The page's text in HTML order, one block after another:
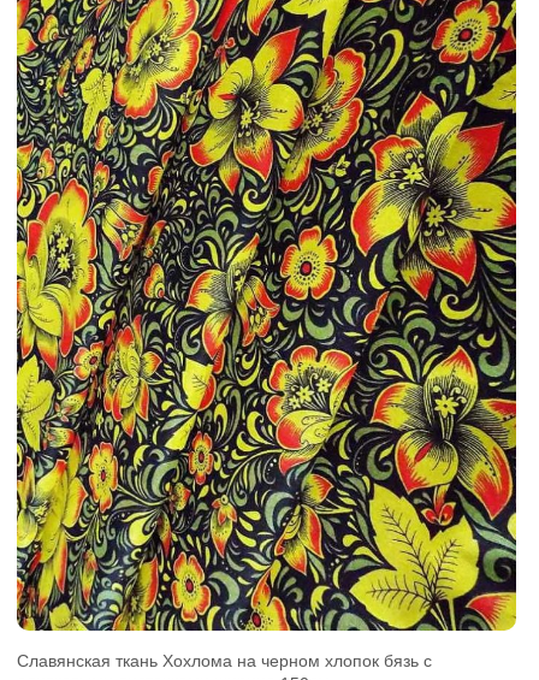
Славянская ткань Хохлома на черном хлопок бязь с